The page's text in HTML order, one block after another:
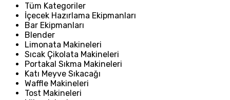
Tüm Kategoriler
İçecek Hazırlama Ekipmanları
Bar Ekipmanları
Blender
Limonata Makineleri
Sıcak Çikolata Makineleri
Portakal Sıkma Makineleri
Katı Meyve Sıkacağı
Waffle Makineleri
Tost Makineleri